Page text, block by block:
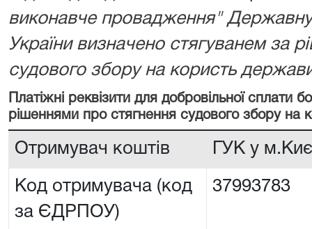
виконавче провадження" Державну
України визначено стягуванем за
судового збору на користь
Платіжні реквізити для добровільної
рішеннями про стягнення судового збору на
Отримувач коштів ГУК у
Код отримувача (код
за ЄДРПОУ)
37993783